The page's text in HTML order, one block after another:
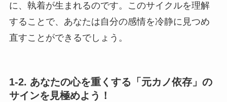
に、執着が生まれるのです。このサイクルを理解
することで、あなたは自分の感情を冷静に見つめ
直すことができるでしょう。
1-2. あなたの心を重くする「元カノ依存」の
サインを見極めよう！